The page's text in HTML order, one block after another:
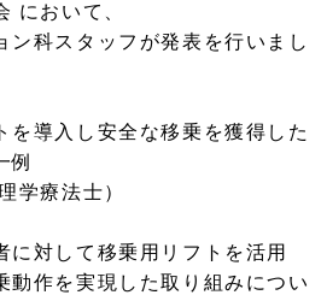
において、
ン科スタッフが発表を行いまし
を導入し安全な移乗を獲得した
例
学療法士）
に対して移乗用リフトを活用
動作を実現した取り組みについ